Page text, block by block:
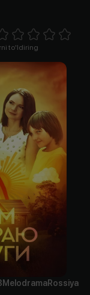
Stars7 Stars8 Stars
to'ldiring
MelodramaRossiya